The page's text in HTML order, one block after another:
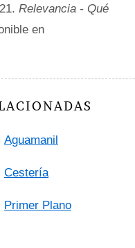
Relevancia - Qué
en
Aguamanil
Cestería
Primer Plano